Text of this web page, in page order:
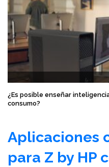
¿Es posible enseñar
consumo?
Aplicaciones
para Z by HP